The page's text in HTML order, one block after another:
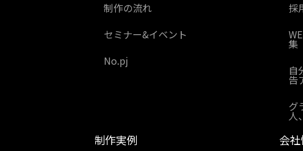
制作の流れ
セミナー&イベント
No.pj
採
集
自
告
グ
人
制作実例 会